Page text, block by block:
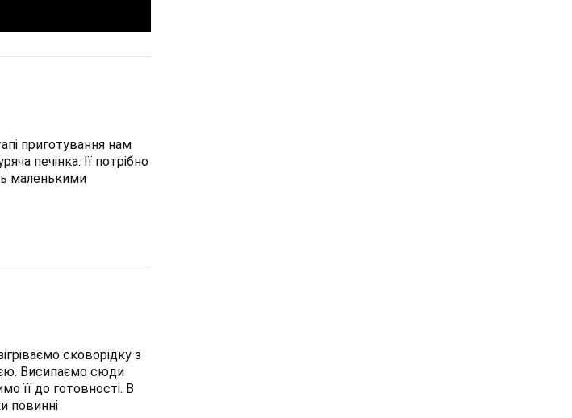
приготування нам
печінка. Її потрібно
маленькими
сковорідку з
Висипаємо сюди
її до готовності. В
повинні